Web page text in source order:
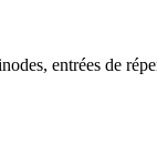
entrées de